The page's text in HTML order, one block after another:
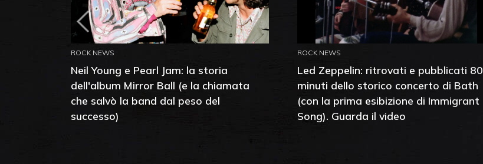
ROCK NEWS
Neil Young e Pearl Jam: la storia
dell'album Mirror Ball (e la chiamata
che salvò la band dal peso del
successo)
ROCK NEWS
Led Zeppelin: ritrovati e pubblicati 80
minuti dello storico concerto di Bath
(con la prima esibizione di Immigrant
Song). Guarda il video